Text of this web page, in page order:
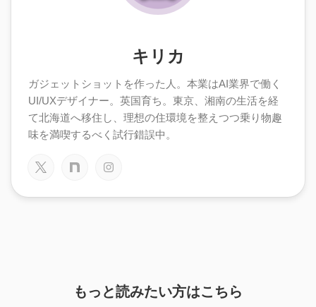
キリカ
ガジェットショットを作った人。本業はAI業界で働く
UI/UXデザイナー。英国育ち。東京、湘南の生活を経
て北海道へ移住し、理想の住環境を整えつつ乗り物趣
味を満喫するべく試行錯誤中。
もっと読みたい方はこちら